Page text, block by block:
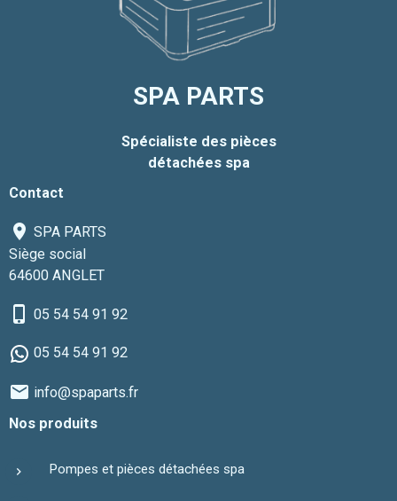
SPA PARTS
Spécialiste des pièces
détachées spa
Contact
SPA PARTS
Siège social
64600 ANGLET
05 54 54 91 92
05 54 54 91 92
info@spaparts.fr
Nos produits
Pompes et pièces détachées spa